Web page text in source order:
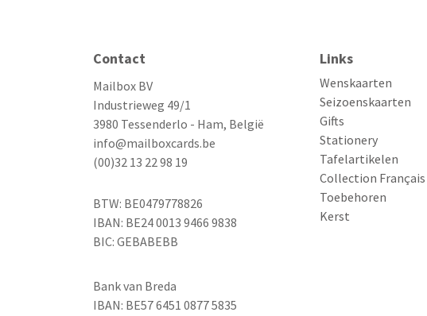
Contact
Mailbox BV
Industrieweg 49/1
3980 Tessenderlo - Ham, België
info@mailboxcards.be
(00)32 13 22 98 19
BTW: BE0479778826
IBAN: BE24 0013 9466 9838
BIC: GEBABEBB
Bank van Breda
IBAN: BE57 6451 0877 5835
Links
Wenskaarten
Seizoenskaarten
Gifts
Stationery
Tafelartikelen
Collection Français
Toebehoren
Kerst